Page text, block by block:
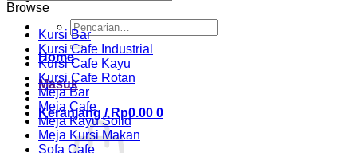
Pencarian
untuk:
Home
Masuk
Keranjang / Rp0.00 0
Browse
Kursi Bar
Kursi Cafe Industrial
Kursi Cafe Kayu
Kursi Cafe Rotan
Meja Bar
Meja Cafe
Meja Kayu Solid
Meja Kursi Makan
Sofa Cafe